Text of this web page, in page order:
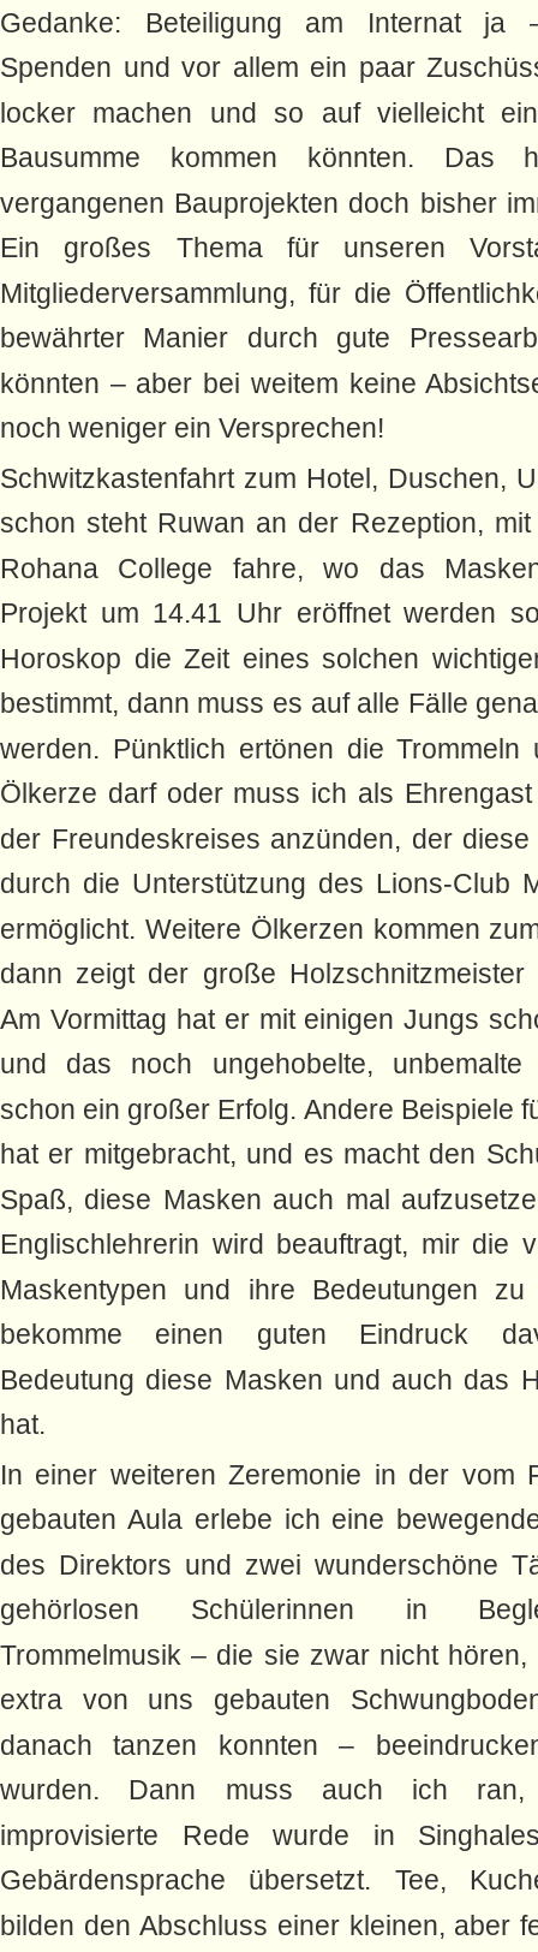
Gedanke: Beteiligung am Internat ja
Spenden und vor allem ein paar
locker machen und so auf vielleicht
Bausumme kommen könnten. Das
vergangenen Bauprojekten doch bisher
Ein großes Thema für unseren
Mitgliederversammlung, für die
bewährter Manier durch gute
könnten – aber bei weitem keine
noch weniger ein Versprechen!
Schwitzkastenfahrt zum Hotel, Duschen,
schon steht Ruwan an der Rezeption,
Rohana College fahre, wo das
Projekt um 14.41 Uhr eröffnet werden
Horoskop die Zeit eines solchen
bestimmt, dann muss es auf alle Fälle
werden. Pünktlich ertönen die Trommeln
Ölkerze darf oder muss ich als
der Freundeskreises anzünden, der
durch die Unterstützung des Lions-Club
ermöglicht. Weitere Ölkerzen kommen
dann zeigt der große Holzschnitzmeister
Am Vormittag hat er mit einigen Jungs
und das noch ungehobelte, unbemalte
schon ein großer Erfolg. Andere Beispiele
hat er mitgebracht, und es macht den
Spaß, diese Masken auch mal
Englischlehrerin wird beauftragt, mir die
Maskentypen und ihre Bedeutungen
bekomme einen guten Eindruck
Bedeutung diese Masken und auch das
hat.
In einer weiteren Zeremonie in der vom
gebauten Aula erlebe ich eine
des Direktors und zwei wunderschöne
gehörlosen Schülerinnen in
Trommelmusik – die sie zwar nicht
extra von uns gebauten
danach tanzen konnten –
wurden. Dann muss auch ich
improvisierte Rede wurde in
Gebärdensprache übersetzt. Tee,
bilden den Abschluss einer kleinen, aber